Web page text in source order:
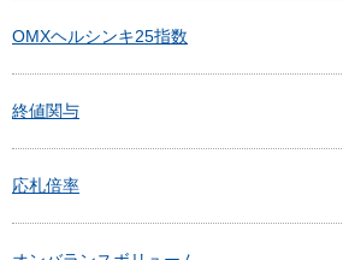
OMXヘルシンキ25指数
終値関与
応札倍率